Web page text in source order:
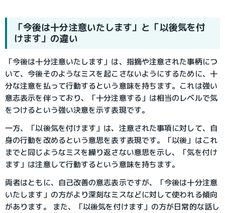
「今後は十分注意いたします」と「以後気を付
けます」の違い
「今後は十分注意いたします」は、指摘や注意された事柄につ
いて、今後そのようなミスを起こさないようにするために、十
分な注意を払って行動するという意味を持ちます。これは強い
意志表示を伴っており、「十分注意する」は相当のレベルで気
をつけるという強い決意を示す表現です。
一方、「以後気を付けます」は、注意された事項に対して、自
身の行動を改めるという意思を表す表現です。「以後」はこれ
までと同じようなミスを繰り返さない意思を示し、「気を付け
ます」は注意して行動するという意味を持ちます。
両者はともに、自己改善の意志表示ですが、「今後は十分注意
いたします」の方がより深刻なミスなどに対して使われる傾向
があります。 また、「以後気を付けます」の方が日常的な話し